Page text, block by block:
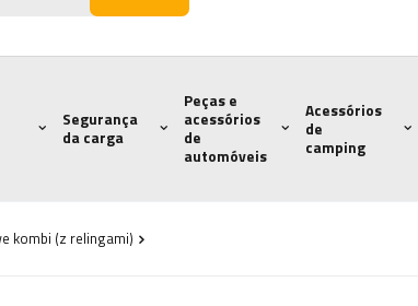
Segurança
da carga
Peças e
acessórios
de
automóveis
Acessórios
de
camping
kombi (z relingami)